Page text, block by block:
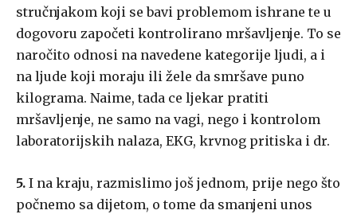
stručnjakom koji se bavi problemom ishrane te u
dogovoru započeti kontrolirano mršavljenje. To se
naročito odnosi na navedene kategorije ljudi, a i
na ljude koji moraju ili žele da smršave puno
kilograma. Naime, tada ce ljekar pratiti
mršavljenje, ne samo na vagi, nego i kontrolom
laboratorijskih nalaza, EKG, krvnog pritiska i dr.
5. I na kraju, razmislimo još jednom, prije nego što
počnemo sa dijetom, o tome da smanjeni unos